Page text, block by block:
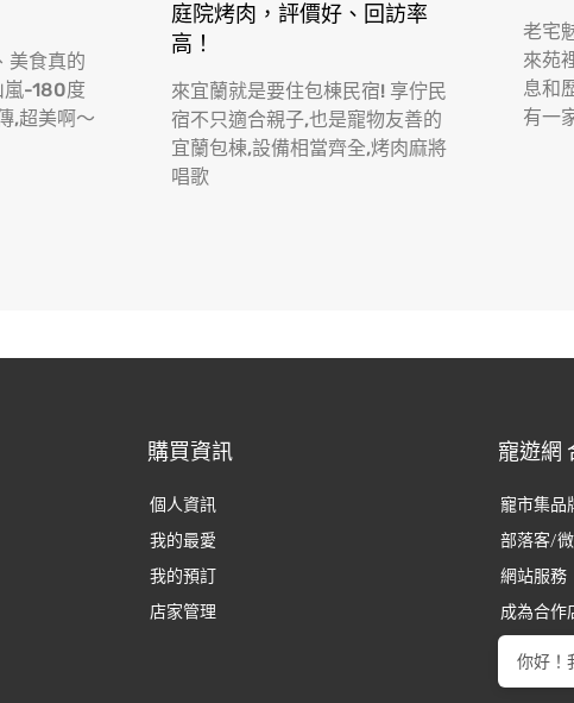
美食真的
嵐-180度
,超美啊〜
庭院烤肉，評價好、回訪率
高！
來宜蘭就是要住包棟民宿! 享佇民
宿不只適合親子,也是寵物友善的
宜蘭包棟,設備相當齊全,烤肉麻將
唱歌
老宅
來苑
息和
有一
購買資訊
個人資訊
我的最愛
我的預訂
店家管理
寵遊網
寵市集品
部落客/
網站服務
成為合作
你好！